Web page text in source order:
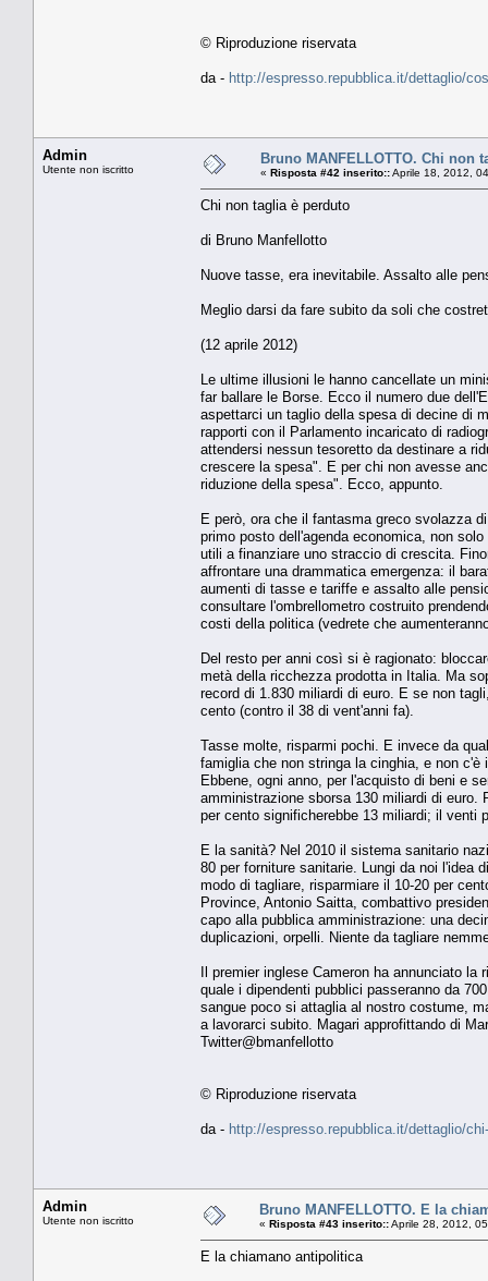
© Riproduzione riservata
da - http://espresso.repubblica.it/dettaglio/
Admin
Utente non iscritto
Bruno MANFELLOTTO. Chi non
« Risposta #42 inserito::Aprile 18, 2012,
Chi non taglia è perduto
di Bruno Manfellotto
Nuove tasse, era inevitabile. Assalto alle
Meglio darsi da fare subito da soli che
(12 aprile 2012)
Le ultime illusioni le hanno cancellate un
far ballare le Borse. Ecco il numero due
aspettarci un taglio della spesa di decine di
rapporti con il Parlamento incaricato di
attendersi nessun tesoretto da destinare a
crescere la spesa". E per chi non avesse
riduzione della spesa". Ecco, appunto.
E però, ora che il fantasma greco svolazza
primo posto dell'agenda economica, non
utili a finanziare uno straccio di crescita.
affrontare una drammatica emergenza: il
aumenti di tasse e tariffe e assalto alle
consultare l'ombrellometro costruito
costi della politica (vedrete che
Del resto per anni così si è ragionato:
metà della ricchezza prodotta in Italia. Ma
record di 1.830 miliardi di euro. E se non
cento (contro il 38 di vent'anni fa).
Tasse molte, risparmi pochi. E invece da
famiglia che non stringa la cinghia, e non
Ebbene, ogni anno, per l'acquisto di beni e
amministrazione sborsa 130 miliardi di
per cento significherebbe 13 miliardi; il venti
E la sanità? Nel 2010 il sistema sanitario
80 per forniture sanitarie. Lungi da noi l'idea
modo di tagliare, risparmiare il 10-20 per
Province, Antonio Saitta, combattivo
capo alla pubblica amministrazione: una
duplicazioni, orpelli. Niente da tagliare
Il premier inglese Cameron ha annunciato
quale i dipendenti pubblici passeranno da
sangue poco si attaglia al nostro costume,
a lavorarci subito. Magari approfittando di
Twitter@bmanfellotto
© Riproduzione riservata
da - http://espresso.repubblica.it/dettaglio/
Admin
Utente non iscritto
Bruno MANFELLOTTO. E la
« Risposta #43 inserito::Aprile 28, 2012,
E la chiamano antipolitica